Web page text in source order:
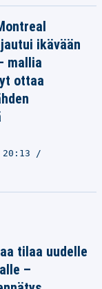
ikävään
mallia
ottaa
tilaa uudelle
–